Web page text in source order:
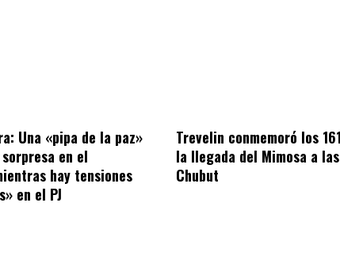
Una «pipa de la paz»
en el
hay tensiones
en el PJ
Trevelin conmemoró los
la llegada del Mimosa a
Chubut